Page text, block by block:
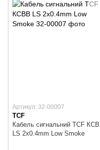
Артикул: 32-00007
TCF
Кабель сигнальний TCF
LS 2x0.4mm Low Smoke